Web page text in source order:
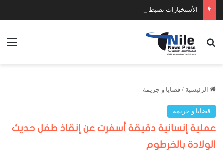
الأستخبارات تضبط عدد كبير من السلاح والمخدرات
بحث عن
الرئيسية / قضايا و جريمة
قضايا و جريمة
عملية إنسانية دقيقة أسفرت عن إنقاذ طفل حديث
الولادة بالخرطوم